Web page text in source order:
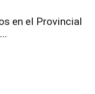
en el Provincial